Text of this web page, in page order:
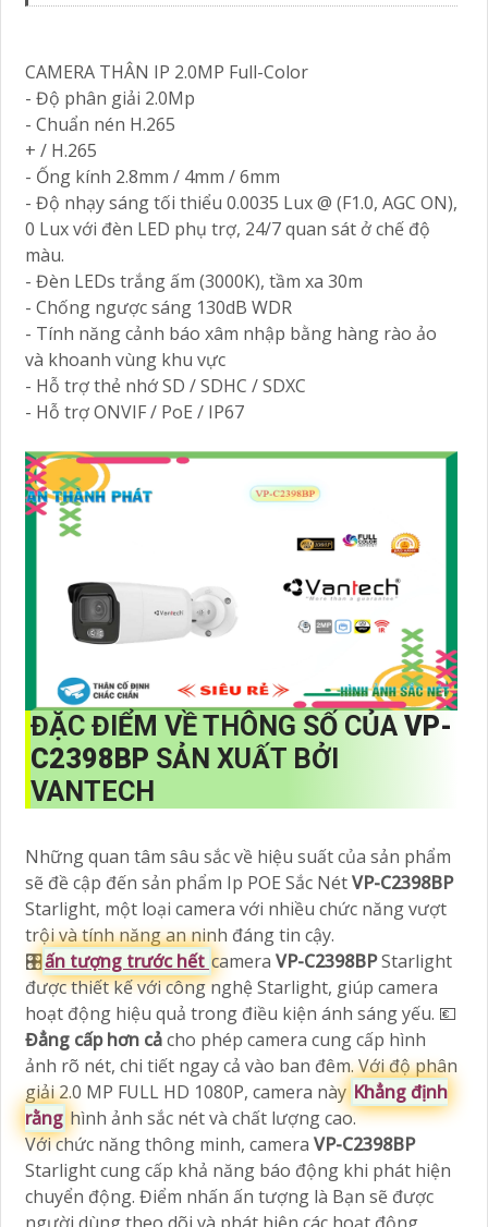
CAMERA THÂN IP 2.0MP Full-Color
- Độ phân giải 2.0Mp
- Chuẩn nén H.265
+ / H.265
- Ống kính 2.8mm / 4mm / 6mm
- Độ nhạy sáng tối thiểu 0.0035 Lux @ (F1.0, AGC ON),
0 Lux với đèn LED phụ trợ, 24/7 quan sát ở chế độ
màu.
- Đèn LEDs trắng ấm (3000K), tầm xa 30m
- Chống ngược sáng 130dB WDR
- Tính năng cảnh báo xâm nhập bằng hàng rào ảo
và khoanh vùng khu vực
- Hỗ trợ thẻ nhớ SD / SDHC / SDXC
- Hỗ trợ ONVIF / PoE / IP67
ĐẶC ĐIỂM VỀ THÔNG SỐ CỦA VP-
C2398BP SẢN XUẤT BỞI
VANTECH
Những quan tâm sâu sắc về hiệu suất của sản phẩm
sẽ đề cập đến sản phẩm Ip POE Sắc NétVP-C2398BP
Starlight, một loại camera với nhiều chức năng vượt
trội và tính năng an ninh đáng tin cậy.
🎛ấn tượng trước hết camera VP-C2398BPStarlight
được thiết kế với công nghệ Starlight, giúp camera
hoạt động hiệu quả trong điều kiện ánh sáng yếu. 💶
Đẳng cấp hơn cảcho phép camera cung cấp hình
ảnh rõ nét, chi tiết ngay cả vào ban đêm. Với độ phân
giải 2.0 MP FULL HD 1080P, camera này Khẳng định
rằng hình ảnh sắc nét và chất lượng cao.
Với chức năng thông minh, camera VP-C2398BP
Starlight cung cấp khả năng báo động khi phát hiện
chuyển động. Điểm nhấn ấn tượng là Bạn sẽ được